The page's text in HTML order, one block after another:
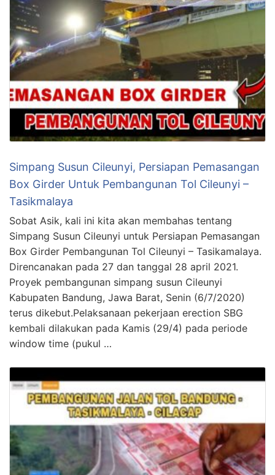
Simpang Susun Cileunyi, Persiapan Pemasangan
Box Girder Untuk Pembangunan Tol Cileunyi –
Tasikmalaya
Sobat Asik, kali ini kita akan membahas tentang
Simpang Susun Cileunyi untuk Persiapan Pemasangan
Box Girder Pembangunan Tol Cileunyi – Tasikamalaya.
Direncanakan pada 27 dan tanggal 28 april 2021.
Proyek pembangunan simpang susun Cileunyi
Kabupaten Bandung, Jawa Barat, Senin (6/7/2020)
terus dikebut.Pelaksanaan pekerjaan erection SBG
kembali dilakukan pada Kamis (29/4) pada periode
window time (pukul …